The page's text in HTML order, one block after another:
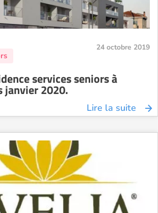
24 octobre 2019
services seniors à
janvier 2020.
Lire la suite